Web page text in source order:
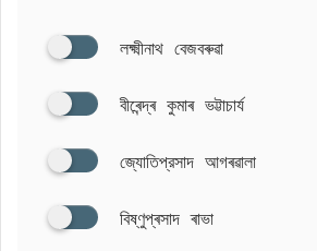
লক্ষ্মীনাথ বেজবৰুৱা
বীৰেন্দ্ৰ কুমাৰ ভট্টাচাৰ্য
জ্যোতিপ্রসাদ আগৰৱালা
বিষ্ণুপ্ৰসাদ ৰাভা